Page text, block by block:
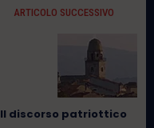
ARTICOLO SUCCESSIVO
Il discorso patriottico